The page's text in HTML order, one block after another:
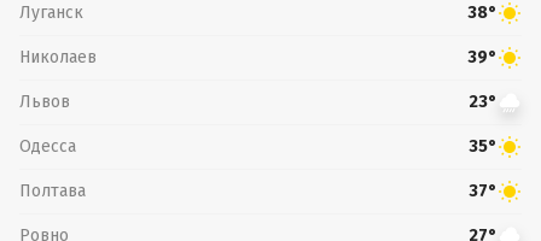
Луганск 38°
Николаев 39°
Львов 23°
Одесса 35°
Полтава 37°
Ровно 27°